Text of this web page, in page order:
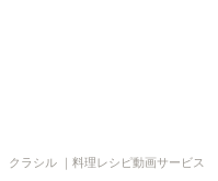
クラシル ｜料理レシピ動画サービス